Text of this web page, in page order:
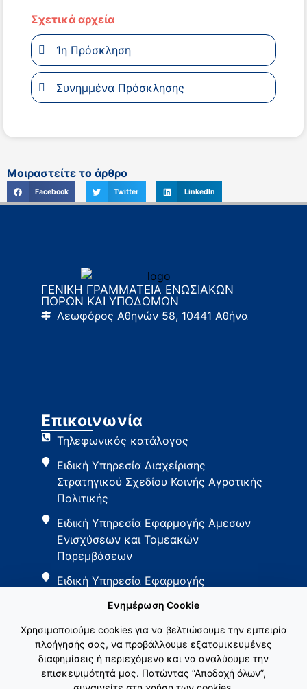
Σχετικά αρχεία
1η Πρόσκληση
Συνημμένα Πρόσκλησης
Μοιραστείτε το άρθρο
Facebook Twitter LinkedIn
ΓΕΝΙΚΗ ΓΡΑΜΜΑΤΕΙΑ ΕΝΩΣΙΑΚΩΝ
ΠΟΡΩΝ ΚΑΙ ΥΠΟΔΟΜΩΝ
Λεωφόρος Αθηνών 58, 10441 Αθήνα
Επικοινωνία
Τηλεφωνικός κατάλογος
Ειδική Υπηρεσία Διαχείρισης
Στρατηγικού Σχεδίου Κοινής Αγροτικής
Πολιτικής
Ειδική Υπηρεσία Εφαρμογής Άμεσων
Ενισχύσεων και Τομεακών
Παρεμβάσεων
Ειδική Υπηρεσία Εφαρμογής
Ενημέρωση Cookie
Χρησιμοποιούμε cookies για να βελτιώσουμε την εμπειρία
πλοήγησής σας, να προβάλλουμε εξατομικευμένες
διαφημίσεις ή περιεχόμενο και να αναλύουμε την
επισκεψιμότητά μας. Πατώντας “Αποδοχή όλων”,